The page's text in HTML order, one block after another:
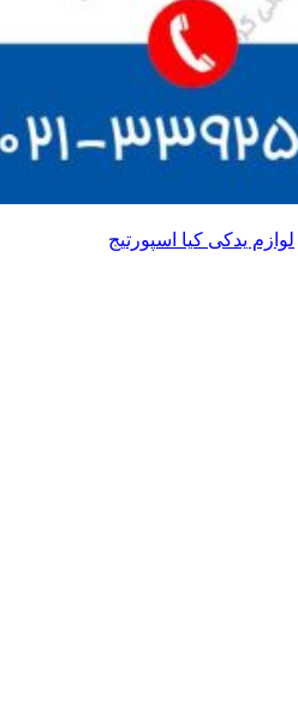
لوازم یدکی کیا اسپورتیج